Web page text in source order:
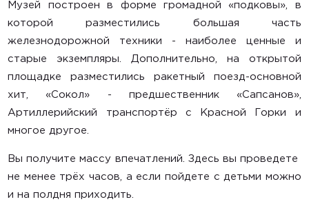
Музей построен в форме громадной «подковы», в
которой разместились большая часть
железнодорожной техники - наиболее ценные и
старые экземпляры. Дополнительно, на открытой
площадке разместились ракетный поезд-основной
хит, «Сокол» - предшественник «Сапсанов»,
Артиллерийский транспортёр с Красной Горки и
многое другое.
Вы получите массу впечатлений. Здесь вы проведете
не менее трёх часов, а если пойдете с детьми можно
и на полдня приходить.